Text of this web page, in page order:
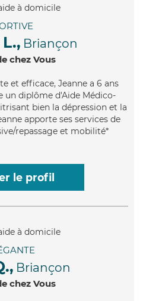
Briançon
chez Vous
et efficace, Jeanne a 6 ans
un diplôme d'Aide Médico-
bien la dépression et la
apporte ses services de
repassage et mobilité*
le profil
Briançon
chez Vous